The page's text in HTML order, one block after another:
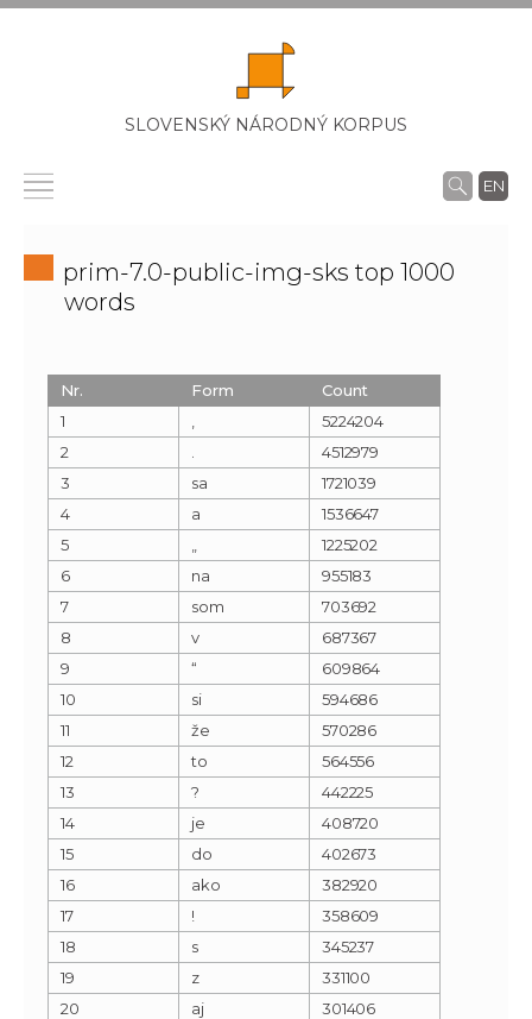
SLOVENSKÝ NÁRODNÝ KORPUS
EN
prim-7.0-public-img-sks top 1000
words
Nr. Form
Count
1
5224204
2
4512979
3
sa
1721039
4
a
1536647
5
1225202
6
na
955183
7
som
703692
8
v
687367
9
“
609864
10
si
594686
11
že
570286
12
to
564556
13
?
442225
14
je
408720
15
do
402673
16
ako
382920
17
!
358609
18
s
345237
19
z
331100
20
aj
301406